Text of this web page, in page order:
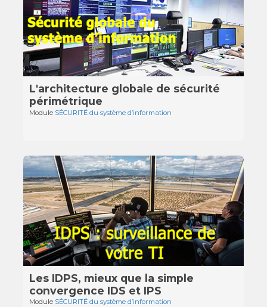
L'architecture globale de sécurité
périmétrique
Module SÉCURITÉ du système d’information
Les IDPS, mieux que la simple
convergence IDS et IPS
Module SÉCURITÉ du système d’information